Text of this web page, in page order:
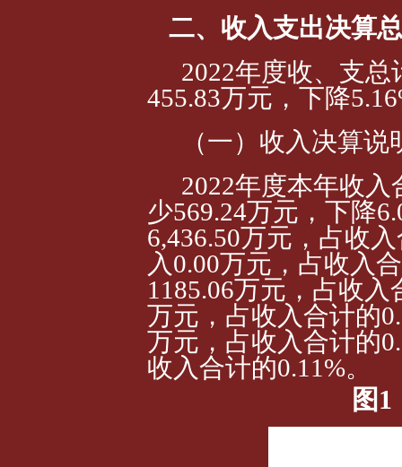
二、收入支出决算
2022年度收、支总
455.83万元，下降
（一）收入决算说
2022年度本年收入
少569.24万元，下降
6,436.50万元，占收
入0.00万元，占收入
1185.06万元，占收入
万元，占收入合计的
万元，占收入合计的
收入合计的0.11%。
图